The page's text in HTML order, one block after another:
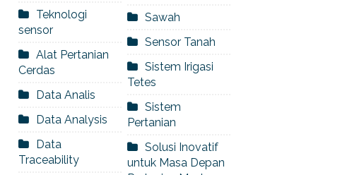
Teknologi
sensor
Alat Pertanian
Cerdas
Data Analis
Data Analysis
Data
Traceability
Sawah
Sensor Tanah
Sistem Irigasi
Tetes
Sistem
Pertanian
Solusi Inovatif
untuk Masa Depan